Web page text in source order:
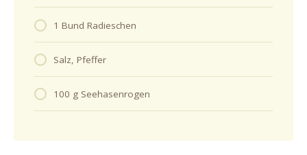
1 Bund Radieschen
Salz, Pfeffer
100 g Seehasenrogen